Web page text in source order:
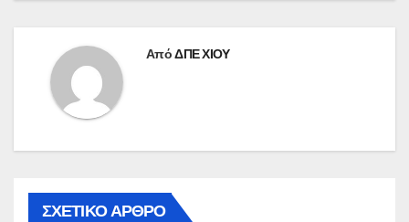
ΑπόΔΠΕ ΧΙΟΥ
ΣΧΕΤΙΚΌ ΆΡΘΡΟ